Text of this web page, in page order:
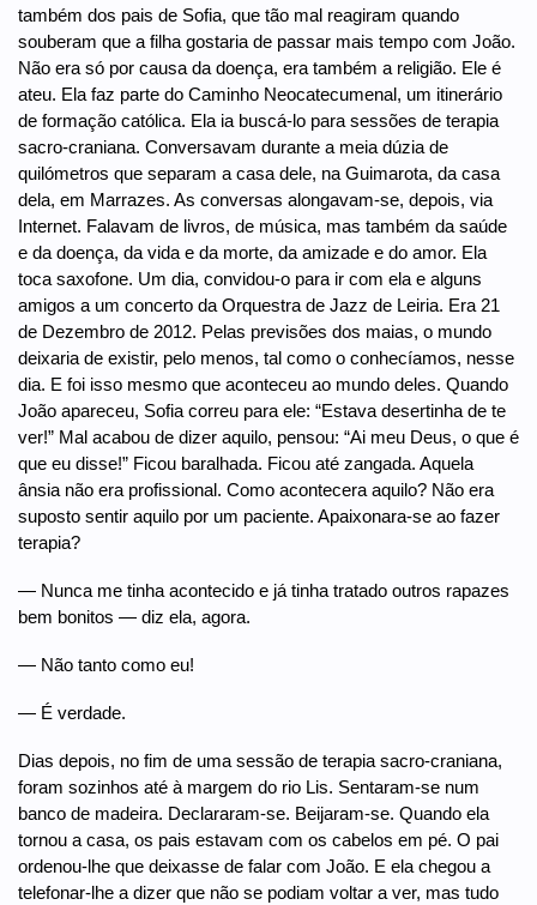
também dos pais de Sofia, que tão mal reagiram quando
souberam que a filha gostaria de passar mais tempo com João.
Não era só por causa da doença, era também a religião. Ele é
ateu. Ela faz parte do Caminho Neocatecumenal, um itinerário
de formação católica. Ela ia buscá-lo para sessões de terapia
sacro-craniana. Conversavam durante a meia dúzia de
quilómetros que separam a casa dele, na Guimarota, da casa
dela, em Marrazes. As conversas alongavam-se, depois, via
Internet. Falavam de livros, de música, mas também da saúde
e da doença, da vida e da morte, da amizade e do amor. Ela
toca saxofone. Um dia, convidou-o para ir com ela e alguns
amigos a um concerto da Orquestra de Jazz de Leiria. Era 21
de Dezembro de 2012. Pelas previsões dos maias, o mundo
deixaria de existir, pelo menos, tal como o conhecíamos, nesse
dia. E foi isso mesmo que aconteceu ao mundo deles. Quando
João apareceu, Sofia correu para ele: “Estava desertinha de te
ver!” Mal acabou de dizer aquilo, pensou: “Ai meu Deus, o que é
que eu disse!” Ficou baralhada. Ficou até zangada. Aquela
ânsia não era profissional. Como acontecera aquilo? Não era
suposto sentir aquilo por um paciente. Apaixonara-se ao fazer
terapia?
— Nunca me tinha acontecido e já tinha tratado outros rapazes
bem bonitos — diz ela, agora.
— Não tanto como eu!
— É verdade.
Dias depois, no fim de uma sessão de terapia sacro-craniana,
foram sozinhos até à margem do rio Lis. Sentaram-se num
banco de madeira. Declararam-se. Beijaram-se. Quando ela
tornou a casa, os pais estavam com os cabelos em pé. O pai
ordenou-lhe que deixasse de falar com João. E ela chegou a
telefonar-lhe a dizer que não se podiam voltar a ver, mas tudo